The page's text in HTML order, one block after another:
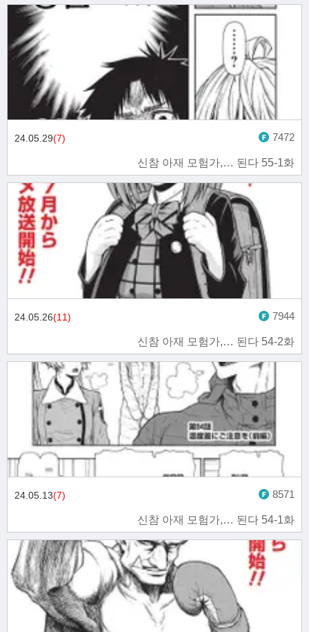
신참 아재 모험가,… 된다 55-1화
24.05.29(7) 7472
신참 아재 모험가,… 된다 54-2화
24.05.26(11) 7944
신참 아재 모험가,… 된다 54-1화
24.05.13(7) 8571